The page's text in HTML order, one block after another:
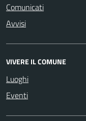
Comunicati
Avvisi
VIVERE IL COMUNE
Luoghi
Eventi